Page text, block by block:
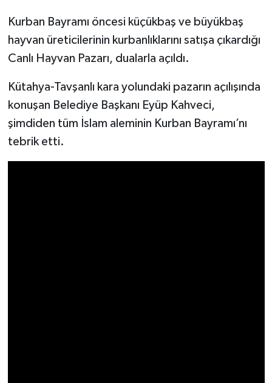
Kurban Bayramı öncesi küçükbaş ve büyükbaş
hayvan üreticilerinin kurbanlıklarını satışa çıkardığı
Canlı Hayvan Pazarı, dualarla açıldı.
Kütahya-Tavşanlı kara yolundaki pazarın açılışında
konuşan Belediye Başkanı Eyüp Kahveci,
şimdiden tüm İslam aleminin Kurban Bayramı’nı
tebrik etti.
İlçeler
Köşe Yazıları
Kültür Sanat
Kütahya
Magazin